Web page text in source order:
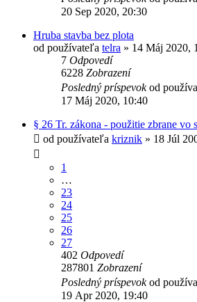
20 Sep 2020, 20:30
Hruba stavba bez plota
od používateľa telra » 14 Máj 2020,
7 Odpovedí
6228 Zobrazení
Posledný príspevokod
17 Máj 2020, 10:40
§ 26 Tr. zákona - použitie zbrane vo
od používateľa kriznik » 18 Júl
1
…
23
24
25
26
27
402 Odpovedí
287801 Zobrazení
Posledný príspevokod
19 Apr 2020, 19:40